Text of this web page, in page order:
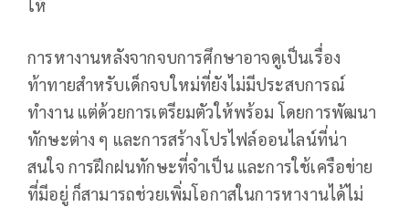
ให้
การหางานหลังจากจบการศึกษาอาจดูเป็นเรื่อง
ท้าทายสำหรับเด็กจบใหม่ที่ยังไม่มีประสบการณ์
ทำงาน แต่ด้วยการเตรียมตัวให้พร้อม โดยการพัฒนา
ทักษะต่าง ๆ และการสร้างโปรไฟล์ออนไลน์ที่น่า
สนใจ การฝึกฝนทักษะที่จำเป็น และการใช้เครือข่าย
ที่มีอยู่ ก็สามารถช่วยเพิ่มโอกาสในการหางานได้ไม่